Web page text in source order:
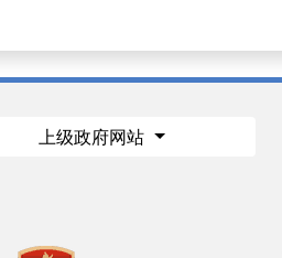
上级政府网站